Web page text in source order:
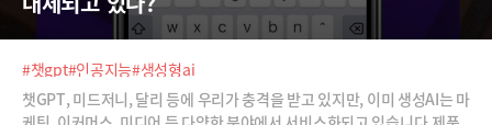
#챗gpt#인공지능#생성형ai
챗GPT, 미드저니, 달리 등에 우리가 충격을 받고 있지만, 이미 생성AI는 마